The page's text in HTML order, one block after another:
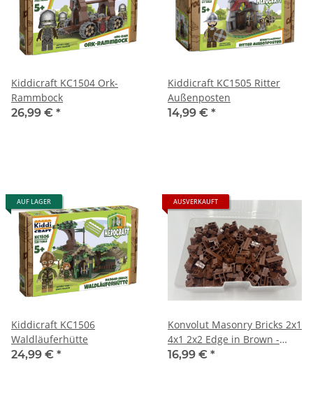
Kiddicraft KC1504 Ork-
Rammbock
26,99 € *
Kiddicraft KC1505 Ritter
Außenposten
14,99 € *
AUF LAGER
Kiddicraft KC1506
Waldläuferhütte
24,99 € *
AUSVERKAUFT
Konvolut Masonry Bricks 2x1
4x1 2x2 Edge in Brown -
Mauersteine Braun
16,99 € *